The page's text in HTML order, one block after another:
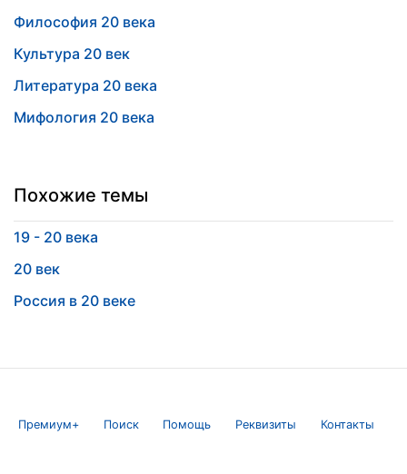
Философия 20 века
Культура 20 век
Литература 20 века
Мифология 20 века
Похожие темы
19 - 20 века
20 век
Россия в 20 веке
Премиум+ Поиск Помощь Реквизиты Контакты